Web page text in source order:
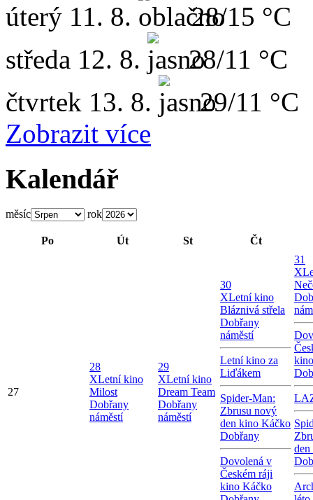
úterý 11. 8.
28/15 °C
středa 12. 8.
28/11 °C
čtvrtek 13. 8.
29/11 °C
Zobrazit více
Kalendář
měsíc rok
Po Út St Čt
27
28
XLetní kino
Milost
Dobřany
náměstí
29
XLetní kino
Dream Team
Dobřany
náměstí
30
XLetní kino
Bláznivá střela
Dobřany
náměstí
Letní kino za
Liďákem
Spider-Man:
Zbrusu nový
den kino Káčko
Dobřany
Dovolená v
Českém ráji
kino Káčko
31
X